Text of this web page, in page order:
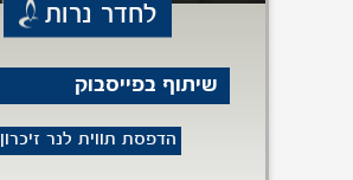
לחדר נרות
שיתוף בפייסבוק
הדפסת תווית לנר זיכרון